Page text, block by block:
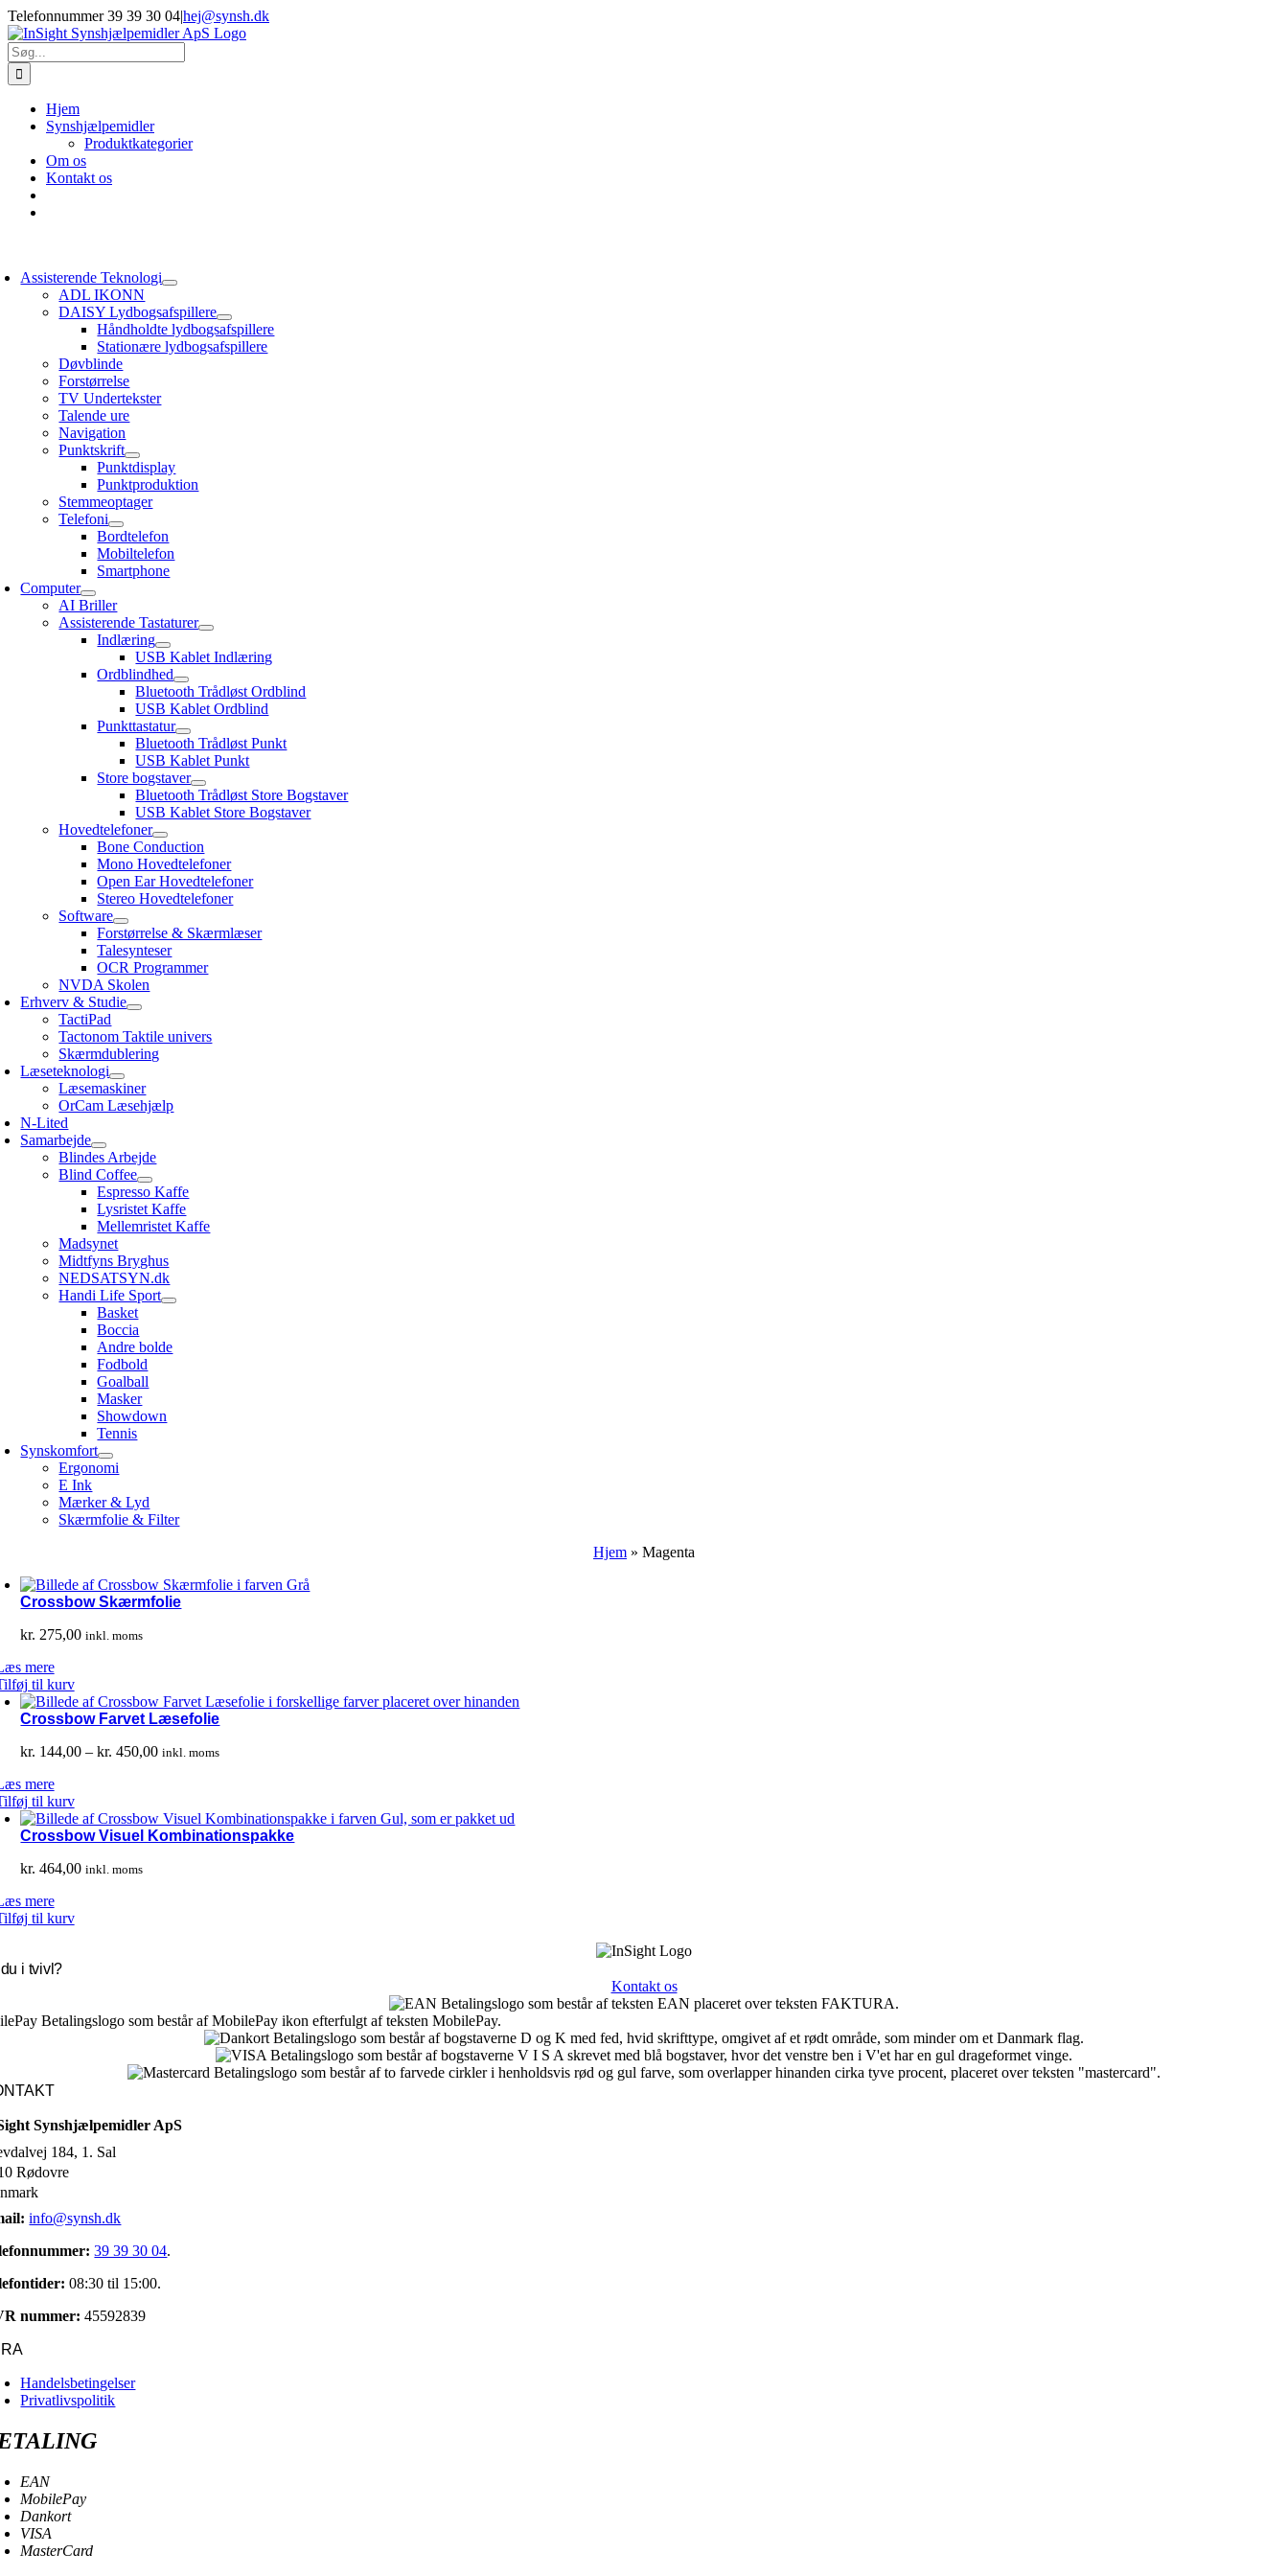
Skip
to
content
Telefonnummer 39 39 30 04|hej@synsh.dk
Søg
efter:
Hjem
Synshjælpemidler
Produktkategorier
Om os
Kontakt os
Assisterende Teknologi
ADL IKONN
DAISY Lydbogsafspillere
Håndholdte lydbogsafspillere
Stationære lydbogsafspillere
Døvblinde
Forstørrelse
TV Undertekster
Talende ure
Navigation
Punktskrift
Punktdisplay
Punktproduktion
Stemmeoptager
Telefoni
Bordtelefon
Mobiltelefon
Smartphone
Computer
AI Briller
Assisterende Tastaturer
Indlæring
USB Kablet Indlæring
Ordblindhed
Bluetooth Trådløst Ordblind
USB Kablet Ordblind
Punkttastatur
Bluetooth Trådløst Punkt
USB Kablet Punkt
Store bogstaver
Bluetooth Trådløst Store Bogstaver
USB Kablet Store Bogstaver
Hovedtelefoner
Bone Conduction
Mono Hovedtelefoner
Open Ear Hovedtelefoner
Stereo Hovedtelefoner
Software
Forstørrelse & Skærmlæser
Talesynteser
OCR Programmer
NVDA Skolen
Erhverv & Studie
TactiPad
Tactonom Taktile univers
Skærmdublering
Læseteknologi
Læsemaskiner
OrCam Læsehjælp
N-Lited
Samarbejde
Blindes Arbejde
Blind Coffee
Espresso Kaffe
Lysristet Kaffe
Mellemristet Kaffe
Madsynet
Midtfyns Bryghus
NEDSATSYN.dk
Handi Life Sport
Basket
Boccia
Andre bolde
Fodbold
Goalball
Masker
Showdown
Tennis
Synskomfort
Ergonomi
E Ink
Mærker & Lyd
Skærmfolie & Filter
Hjem » Magenta
Crossbow Skærmfolie
kr. 275,00 inkl. moms
mere
til kurv
Crossbow Farvet Læsefolie
kr. 144,00 – kr. 450,00Prisinterval:
inkl. moms
mere
til kurv
Crossbow Visuel Kombinationspakke
kr. 464,00 inkl. moms
mere
til kurv
i tvivl?
Kontakt os
Synshjælpemidler ApS
184, 1. Sal
Rødovre
info@synsh.dk
39 39 30 04.
08:30 til 15:00.
nummer: 45592839
Handelsbetingelser
Privatlivspolitik
EAN
MobilePay
Dankort
VISA
MasterCard